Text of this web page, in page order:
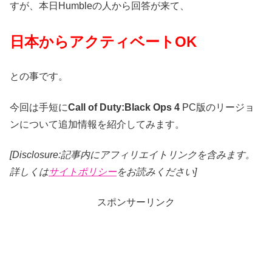
すが、本日Humbleの人から回答が来て、
日本からアクティベートOK
との事です。
今回は手短にCall of Duty:Black Ops 4 PC版のリージョ
ンについて追加情報を紹介してみます。
[Disclosure:記事内にアフィリエイトリンクを含みます。
詳しくはサイトポリシーをお読みください]
スポンサーリンク